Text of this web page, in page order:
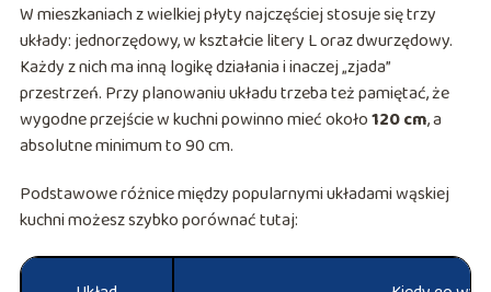
W mieszkaniach z wielkiej płyty najczęściej stosuje się trzy
układy: jednorzędowy, w kształcie litery L oraz dwurzędowy.
Każdy z nich ma inną logikę działania i inaczej „zjada”
przestrzeń. Przy planowaniu układu trzeba też pamiętać, że
wygodne przejście w kuchni powinno mieć około120 cm, a
absolutne minimum to 90 cm.
Podstawowe różnice między popularnymi układami wąskiej
kuchni możesz szybko porównać tutaj: